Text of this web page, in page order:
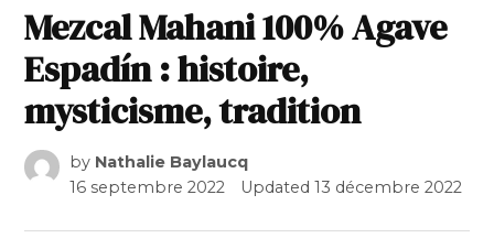
Mezcal Mahani 100% Agave
Espadín : histoire,
mysticisme, tradition
by Nathalie Baylaucq
16 septembre 2022
Updated13 décembre 2022